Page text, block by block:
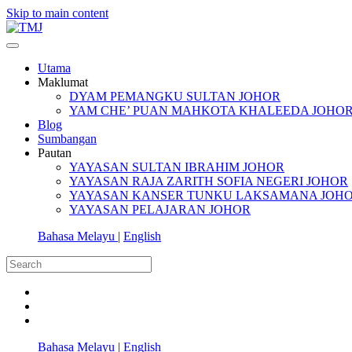
Skip to main content
Utama
Maklumat
DYAM PEMANGKU SULTAN JOHOR
YAM CHE’ PUAN MAHKOTA KHALEEDA
Blog
Sumbangan
Pautan
YAYASAN SULTAN IBRAHIM JOHOR
YAYASAN RAJA ZARITH SOFIA NEGERI JOHOR
YAYASAN KANSER TUNKU LAKSAMANA
YAYASAN PELAJARAN JOHOR
Bahasa Melayu | English
Bahasa Melayu | English